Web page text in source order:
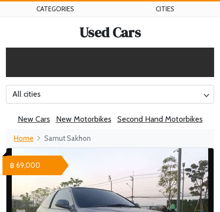
CATEGORIES CITIES
Used Cars
All cities
New Cars New Motorbikes Second Hand Motorbikes
Home Samut Sakhon
฿ 69,000